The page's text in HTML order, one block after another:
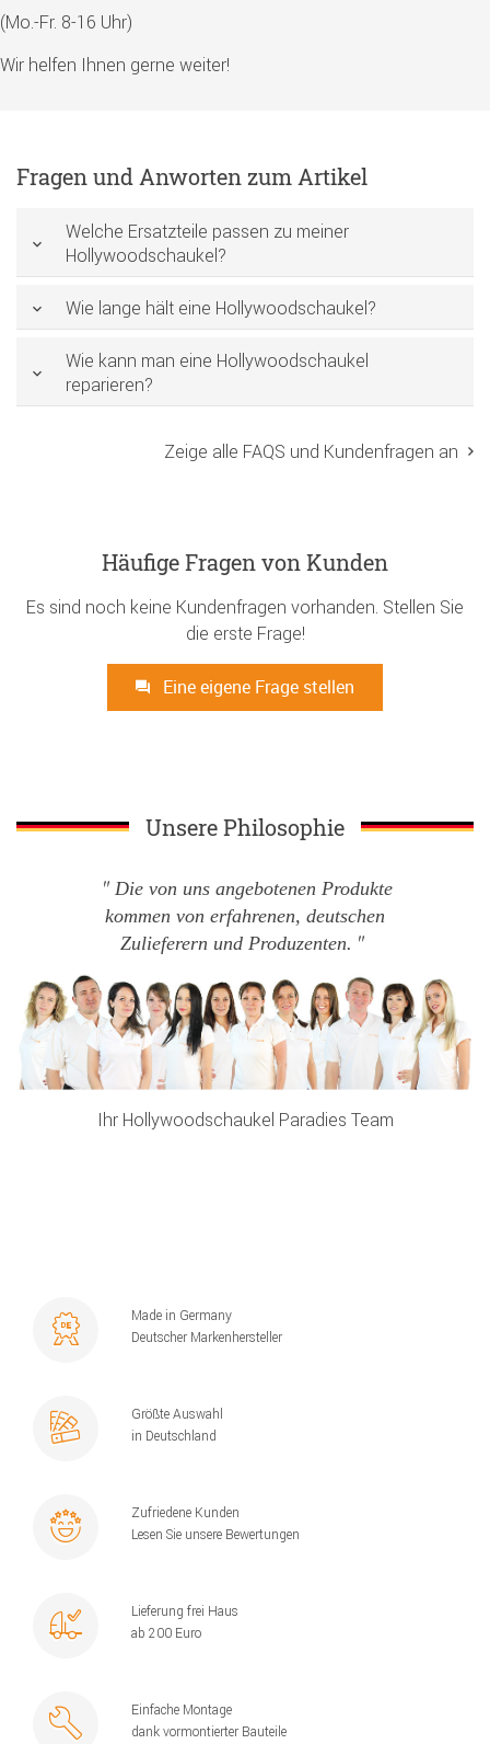
(Mo.-Fr. 8-16 Uhr)
Wir helfen Ihnen gerne weiter!
Fragen und Anworten zum Artikel
Welche Ersatzteile passen zu meiner
Hollywoodschaukel?
Wie lange hält eine Hollywoodschaukel?
Wie kann man eine Hollywoodschaukel
reparieren?
Zeige alle FAQS und Kundenfragen an
Häufige Fragen von Kunden
Es sind noch keine Kundenfragen vorhanden. Stellen Sie
die erste Frage!
Eine eigene Frage stellen
Unsere Philosophie
Die von uns angebotenen Produkte
kommen von erfahrenen, deutschen
Zulieferern und Produzenten.
Ihr Hollywoodschaukel Paradies Team
Made in Germany
Deutscher Markenhersteller
Größte Auswahl
in Deutschland
Zufriedene Kunden
Lesen Sie unsere Bewertungen
Lieferung frei Haus
ab 200 Euro
Einfache Montage
dank vormontierter Bauteile